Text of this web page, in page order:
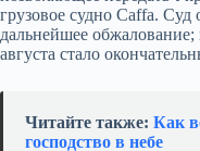
грузовое судно Caffa. Суд
дальнейшее
августа стало
Читайте также: Как
господство в небе